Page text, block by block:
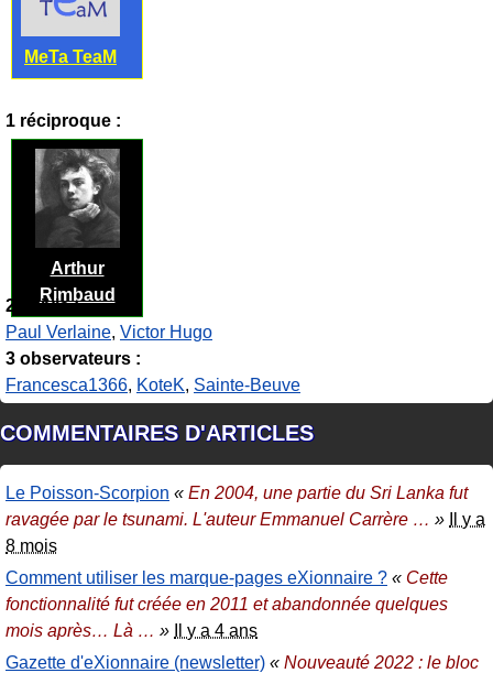
MeTa TeaM
1 réciproque :
Arthur
Rimbaud
2 suivis :
Paul Verlaine, Victor Hugo
3 observateurs :
Francesca1366, KoteK, Sainte-Beuve
COMMENTAIRES D'ARTICLES
Le Poisson-Scorpion « En 2004, une partie du Sri Lanka fut
ravagée par le tsunami. L'auteur Emmanuel Carrère
» Il y a
8 mois
Comment utiliser les marque-pages eXionnaire ? « Cette
fonctionnalité fut créée en 2011 et abandonnée quelques
mois après… Là
» Il y a 4 ans
Gazette d'eXionnaire (newsletter) « Nouveauté 2022 : le bloc